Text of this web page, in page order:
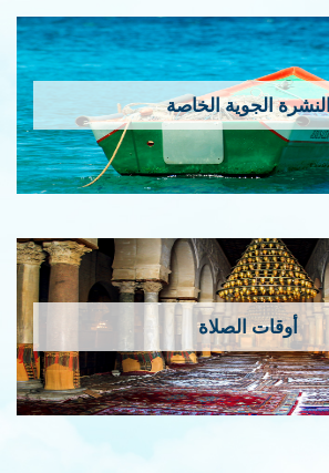
الجوية الخاصة
أوقات الصلاة